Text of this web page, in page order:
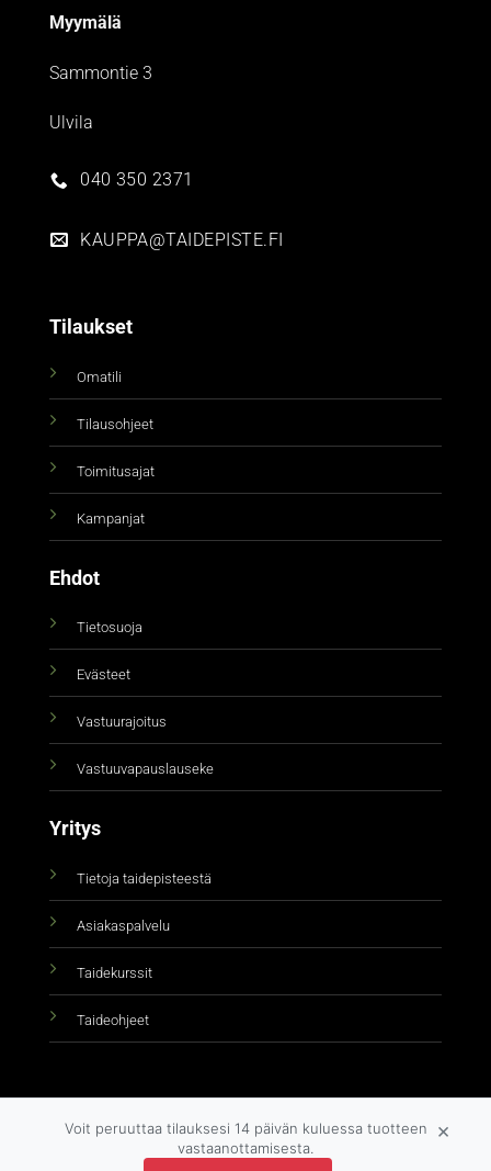
Myymälä
Sammontie 3
Ulvila
040 350 2371
KAUPPA@TAIDEPISTE.FI
Tilaukset
Omatili
Tilausohjeet
Toimitusajat
Kampanjat
Ehdot
Tietosuoja
Evästeet
Vastuurajoitus
Vastuuvapauslauseke
Yritys
Tietoja taidepisteestä
Asiakaspalvelu
Taidekurssit
Taideohjeet
Voit peruuttaa tilauksesi 14 päivän kuluessa tuotteen
vastaanottamisesta.
×